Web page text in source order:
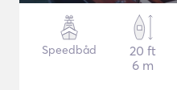
Speedbåd
20 ft
6 m